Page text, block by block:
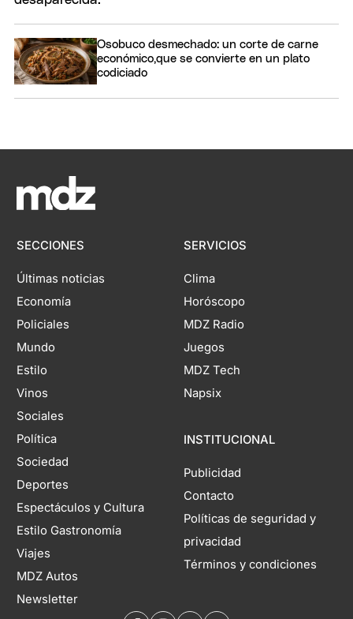
Osobuco desmechado: un corte de carne
económico,que se convierte en un plato
codiciado
SECCIONES
Últimas noticias
Economía
Policiales
Mundo
Estilo
Vinos
Sociales
Política
Sociedad
Deportes
Espectáculos y Cultura
Estilo Gastronomía
Viajes
MDZ Autos
Newsletter
SERVICIOS
Clima
Horóscopo
MDZ Radio
Juegos
MDZ Tech
Napsix
INSTITUCIONAL
Publicidad
Contacto
Políticas de seguridad y
privacidad
Términos y condiciones